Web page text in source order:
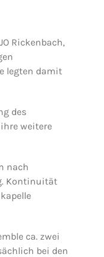
Rickenbach,
legten damit
des
weitere
nach
Kontinuität
ca. zwei
bei den